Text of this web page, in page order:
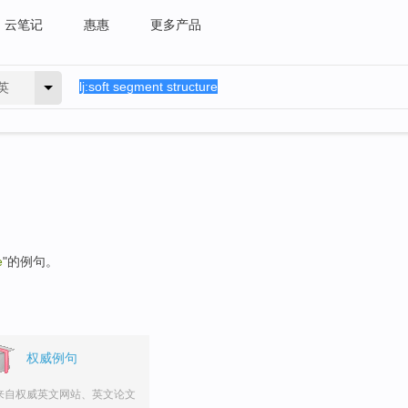
云笔记 惠惠 更多产品
"的例句。
权威例句
自权威英文网站、英文论文